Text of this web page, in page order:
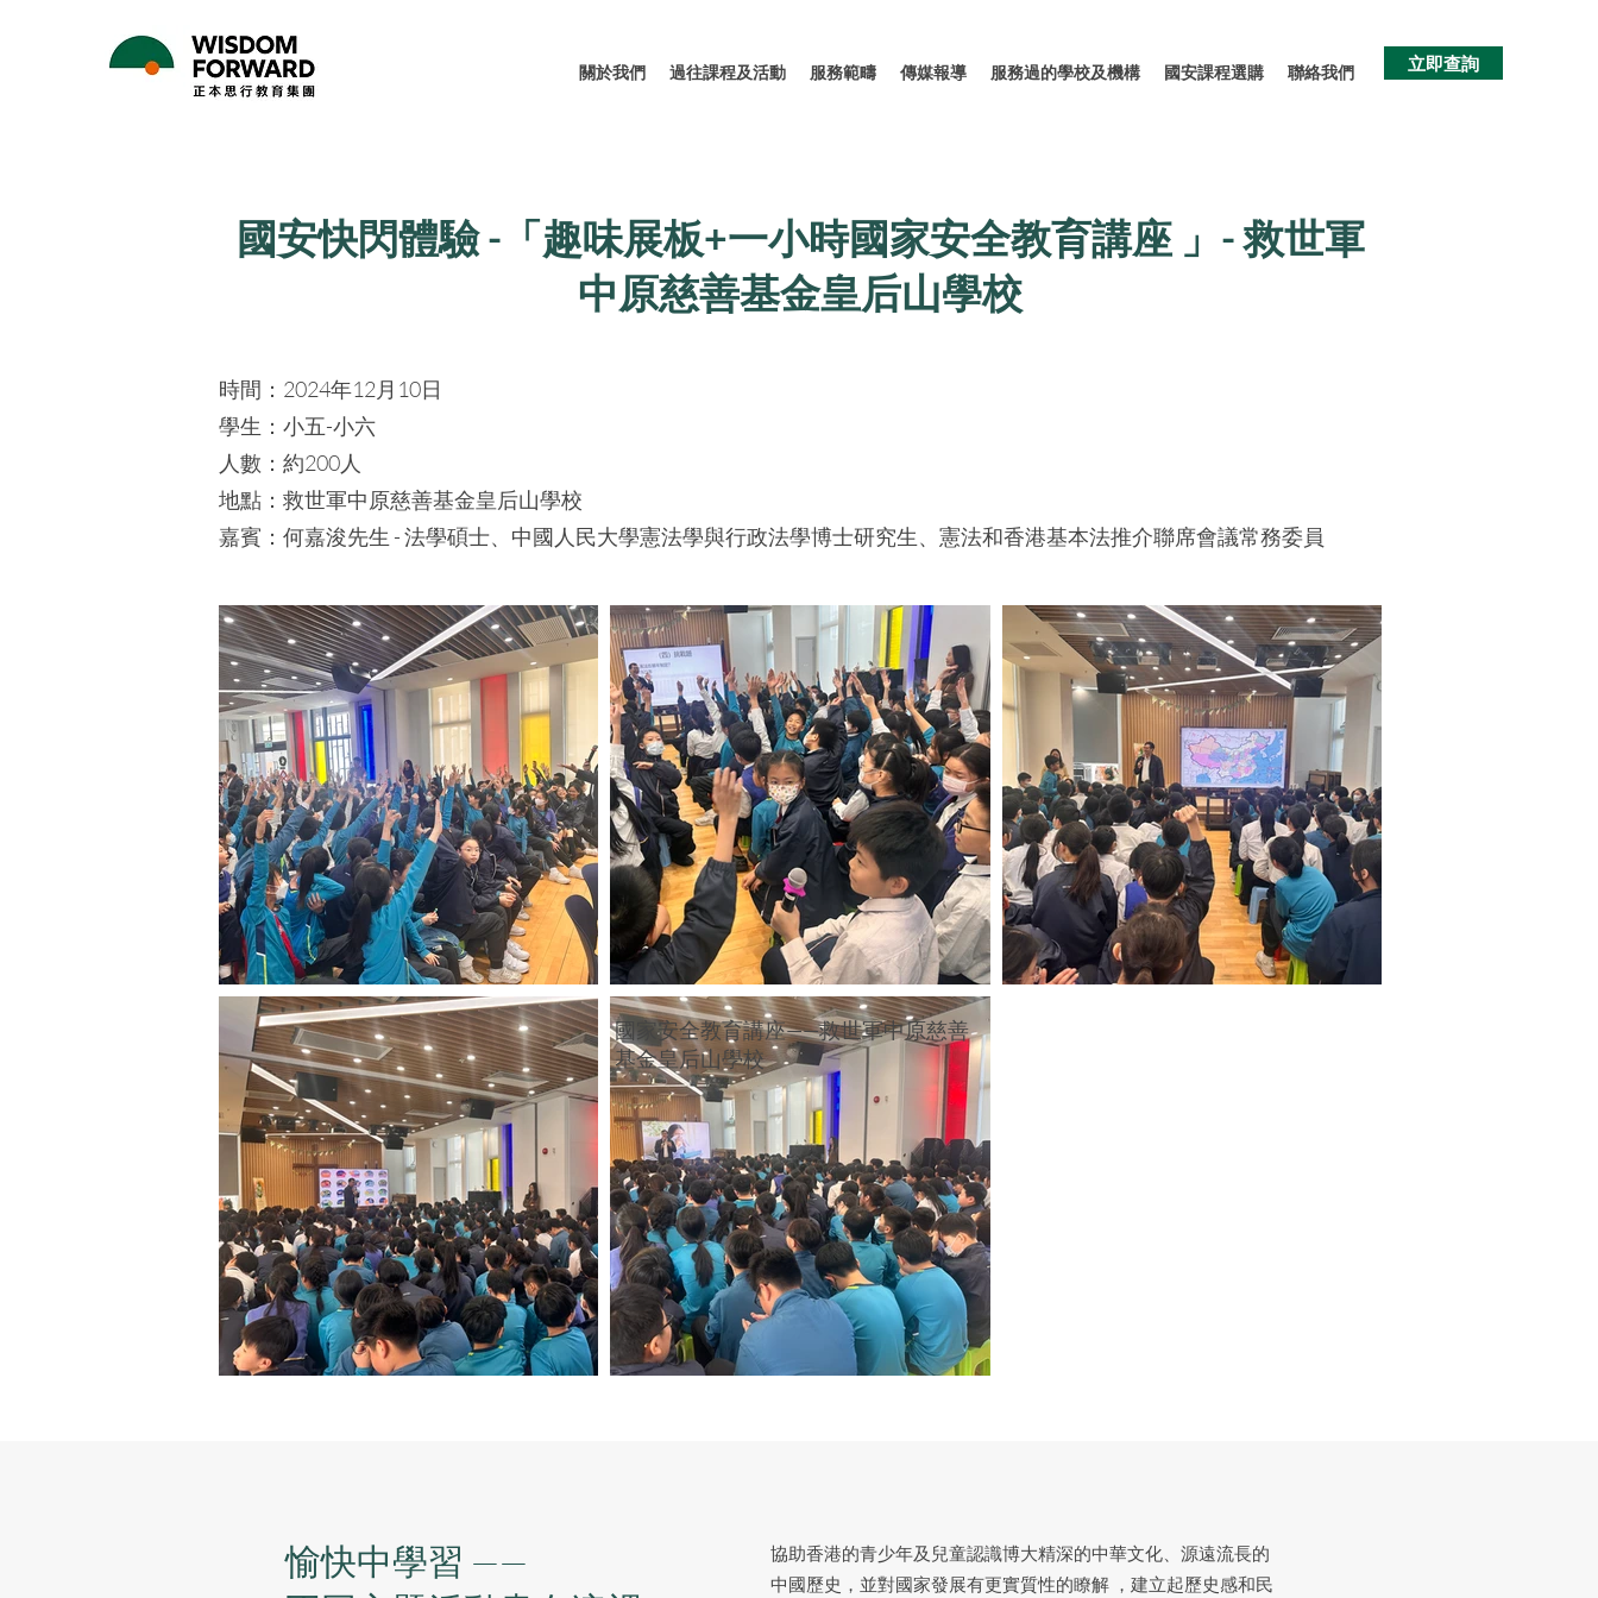
關於我們 過往課程及活動 服務範疇 傳媒報導 服務過的學校及機構 國安課程選購 聯絡我們 立即查詢
國安快閃體驗 -「趣味展板+一小時國家安全教育講座 」- 救世軍
中原慈善基金皇后山學校
時間：2024年12月10日
學生：小五-小六
人數：約200人
地點：救世軍中原慈善基金皇后山學校
嘉賓：何嘉浚先生 - 法學碩士、中國人民大學憲法學與行政法學博士研究生、憲法和香港基本法推介聯席會議常務委員
國家安全教育講座——救世軍中原慈善
基金皇后山學校
愉快中學習 ——
協助香港的青少年及兒童認識博大精深的中華文化、源遠流長的
中國歷史，並對國家發展有更實質性的瞭解 ，建立起歷史感和民